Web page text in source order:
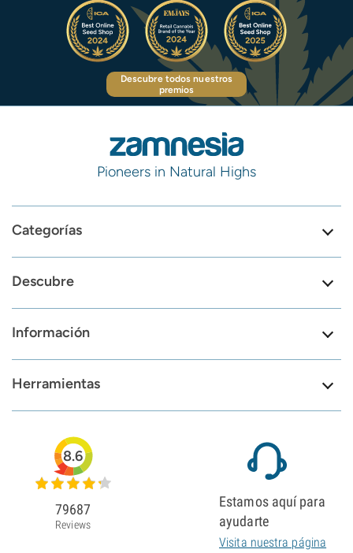
Descubre todos nuestros
premios
Pioneers in Natural Highs
Categorías
Descubre
Información
Herramientas
8.6
79687
Reviews
Estamos aquí para
ayudarte
Visita nuestra página